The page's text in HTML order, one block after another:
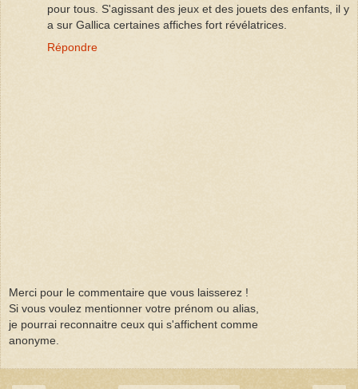
pour tous. S'agissant des jeux et des jouets des enfants, il y
a sur Gallica certaines affiches fort révélatrices.
Répondre
Merci pour le commentaire que vous laisserez !
Si vous voulez mentionner votre prénom ou alias,
je pourrai reconnaitre ceux qui s'affichent comme
anonyme.